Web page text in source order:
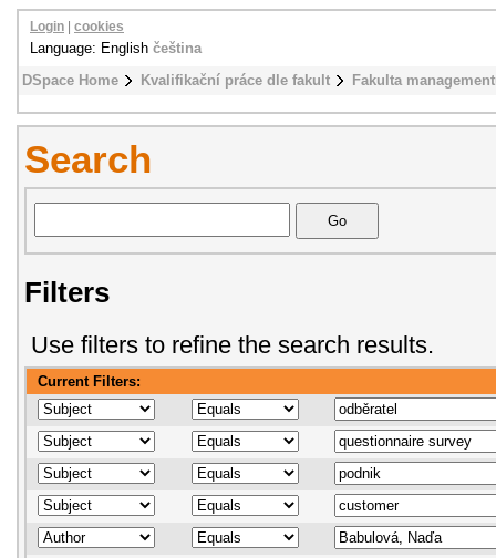
DSpace Home Kvalifikační práce dle fakult Fakulta
Login cookies
Language: English čeština
Search
Filters
Use filters to refine the search results.
Current Filters: